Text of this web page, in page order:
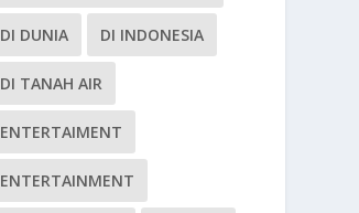
DI DUNIA DI INDONESIA
DI TANAH AIR
ENTERTAIMENT
ENTERTAINMENT